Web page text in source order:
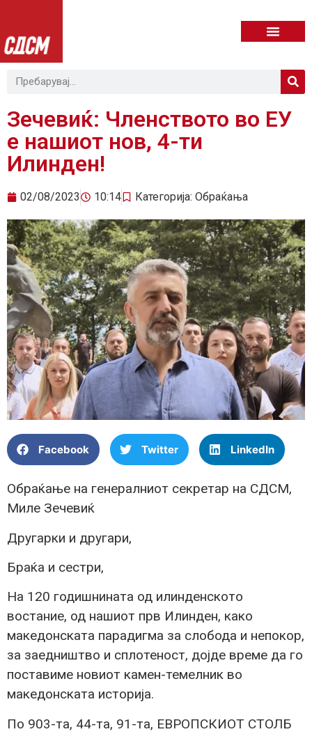
Зечевиќ: Членството во ЕУ
е нашиот нов, 4-ти
Илинден!
02/08/2023 10:14 Категорија: Обраќања
Facebook Twitter LinkedIn
Обраќање на генералниот секретар на СДСМ,
Миле Зечевиќ
Другарки и другари,
Браќа и сестри,
На 120 годишнината од илинденското
востание, од нашиот прв Илинден, како
македонската парадигма за слобода и непокор,
за заедништво и сплотеност, дојде време да го
поставиме новиот камен-темелник во
македонската историја.
По 903-та, 44-та, 91-та, ЕВРОПСКИОТ СТОЛБ